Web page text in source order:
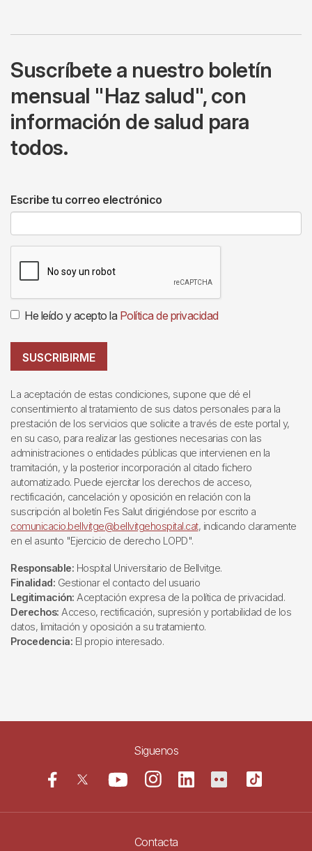
Suscríbete a nuestro boletín
mensual "Haz salud", con
información de salud para
todos.
Escribe tu correo electrónico
He leído y acepto la Política de privacidad
SUSCRIBIRME
La aceptación de estas condiciones, supone que dé el
consentimiento al tratamiento de sus datos personales para la
prestación de los servicios que solicite a través de este portal y,
en su caso, para realizar las gestiones necesarias con las
administraciones o entidades públicas que intervienen en la
tramitación, y la posterior incorporación al citado fichero
automatizado. Puede ejercitar los derechos de acceso,
rectificación, cancelación y oposición en relación con la
suscripción al boletín Fes Salut dirigiéndose por escrito a
comunicacio.bellvitge@bellvitgehospital.cat, indicando claramente
en el asunto "Ejercicio de derecho LOPD".
Responsable: Hospital Universitario de Bellvitge.
Finalidad: Gestionar el contacto del usuario
Legitimación: Aceptación expresa de la política de privacidad.
Derechos: Acceso, rectificación, supresión y portabilidad de los
datos, limitación y oposición a su tratamiento.
Procedencia: El propio interesado.
Siguenos
Contacta